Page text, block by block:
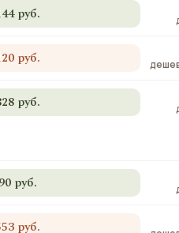
руб.
руб.
руб.
90 руб.
руб.